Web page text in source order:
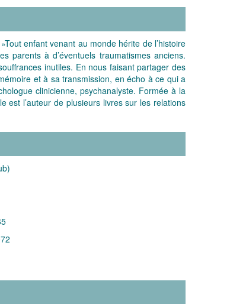
enfant venant au monde hérite de l’histoire
parents à d’éventuels traumatismes anciens.
inutiles. En nous faisant partager des
et à sa transmission, en écho à ce qui a
clinicienne, psychanalyste. Formée à la
est l’auteur de plusieurs livres sur les relations